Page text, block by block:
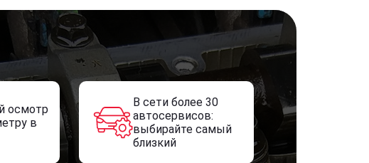
осмотр
в
В сети более 30
автосервисов:
выбирайте самый
близкий